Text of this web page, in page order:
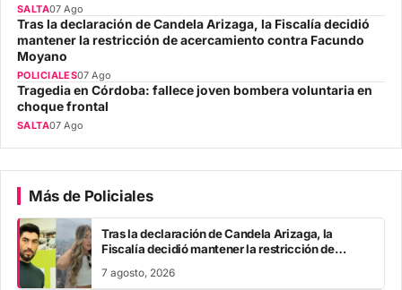
SALTA07 Ago
Tras la declaración de Candela Arizaga, la Fiscalía decidió
mantener la restricción de acercamiento contra Facundo
Moyano
POLICIALES07 Ago
Tragedia en Córdoba: fallece joven bombera voluntaria en
choque frontal
SALTA07 Ago
Más de Policiales
Tras la declaración de Candela Arizaga, la
Fiscalía decidió mantener la restricción de
7 agosto, 2026